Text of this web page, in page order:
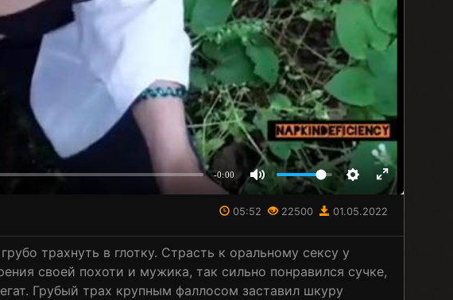
-0:00
05:52 22500 01.05.2022
трахнуть в глотку. Страсть к оральному сексу у
своей похоти и мужика, так сильно понравился сучке,
Грубый трах крупным фаллосом заставил шкуру